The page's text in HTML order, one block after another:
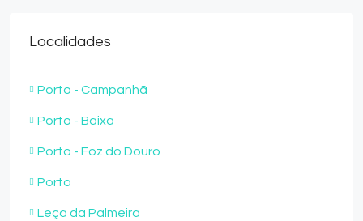
Localidades
Porto - Campanhã
Porto - Baixa
Porto - Foz do Douro
Porto
Leça da Palmeira